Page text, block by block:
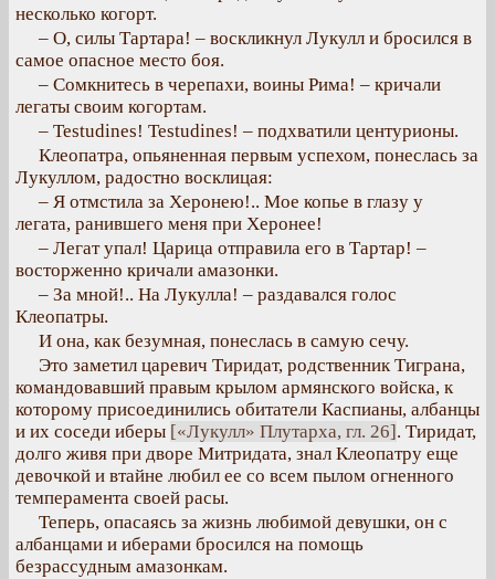
несколько когорт.
– О, силы Тартара! – воскликнул Лукулл и бросился в
самое опасное место боя.
– Сомкнитесь в черепахи, воины Рима! – кричали
легаты своим когортам.
– Testudines! Testudines! – подхватили центурионы.
Клеопатра, опьяненная первым успехом, понеслась за
Лукуллом, радостно восклицая:
– Я отмстила за Херонею!.. Мое копье в глазу у
легата, ранившего меня при Херонее!
– Легат упал! Царица отправила его в Тартар! –
восторженно кричали амазонки.
– За мной!.. На Лукулла! – раздавался голос
Клеопатры.
И она, как безумная, понеслась в самую сечу.
Это заметил царевич Тиридат, родственник Тиграна,
командовавший правым крылом армянского войска, к
которому присоединились обитатели Каспианы, албанцы
и их соседи иберы [«Лукулл» Плутарха, гл. 26]. Тиридат,
долго живя при дворе Митридата, знал Клеопатру еще
девочкой и втайне любил ее со всем пылом огненного
темперамента своей расы.
Теперь, опасаясь за жизнь любимой девушки, он с
албанцами и иберами бросился на помощь
безрассудным амазонкам.